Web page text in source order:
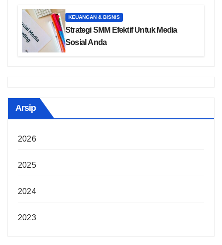
KEUANGAN & BISNIS
Strategi SMM Efektif Untuk Media
Sosial Anda
Arsip
2026
2025
2024
2023